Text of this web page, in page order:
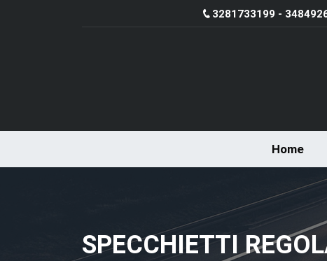
3281733199 -
Home
SPECCHIETTI